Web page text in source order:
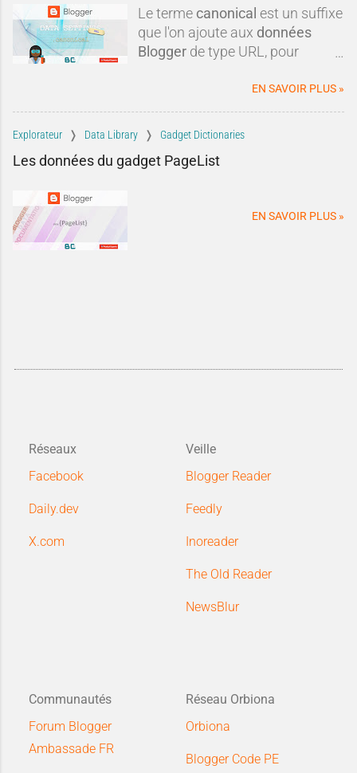
une autre plateforme ?Dans
cette tribune, nous allons
examiner les critiques les plus
fréquen
Le terme canonical est un suffixe
que l'on ajoute aux données
Blogger de type URL, pour
EN SAVOIR PLUS »
Explorateur Data Library Gadget Dictionaries
Les données du gadget PageList
EN SAVOIR PLUS »
Réseaux
Facebook
Daily.dev
X.com
Veille
Blogger Reader
Feedly
Inoreader
The Old Reader
NewsBlur
Communautés
Forum Blogger
Ambassade FR
Réseau Orbiona
Orbiona
Blogger Code PE